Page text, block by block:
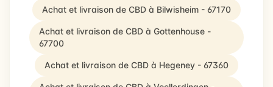
Achat et livraison de CBD à Bilwisheim - 67170
Achat et livraison de CBD à Gottenhouse -
67700
Achat et livraison de CBD à Hegeney - 67360